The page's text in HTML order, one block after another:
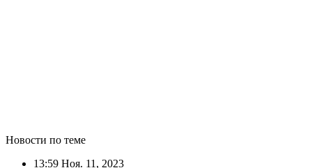
Новости по теме
13:59 Ноя. 11, 2023